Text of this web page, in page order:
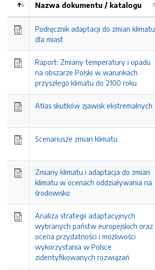
Kolejność
Nazwa dokumentu / katalogu
Podręcznik adaptacji do zmian klimatu
dla miast
Raport: Zmiany temperatury i opadu
na obszarze Polski w warunkach
przyszłego klimatu do 2100 roku
Atlas skutków zjawisk ekstremalnych
Scenariusze zmian klimatu
Zmiany klimatu i adaptacja do zmian
klimatu w ocenach oddziaływania na
środowisko
Analiza strategii adaptacyjnych
wybranych państw europejskich oraz
ocena przydatności i możliwości
wykorzystania w Polsce
zidentyfikowanych rozwiązań